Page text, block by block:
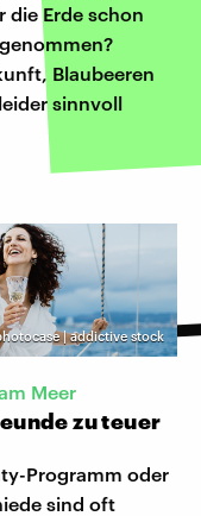
die Erde schon
Blaubeeren
sinnvoll
| addictive stock
Meer
zu teuer
Programm oder
sind oft